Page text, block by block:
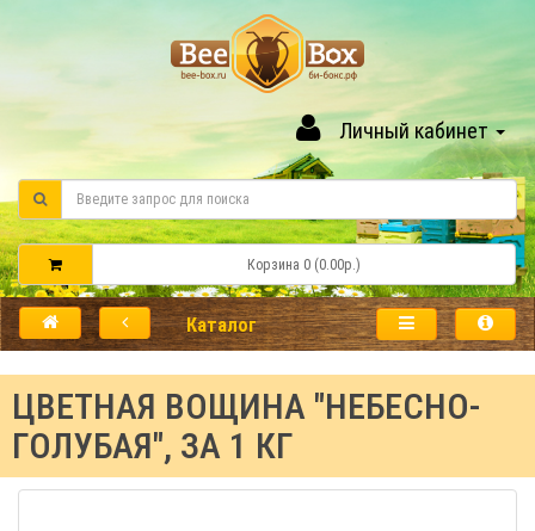
Личный кабинет
Корзина 0 (0.00р.)
Каталог
ЦВЕТНАЯ ВОЩИНА "НЕБЕСНО-
ГОЛУБАЯ", ЗА 1 КГ